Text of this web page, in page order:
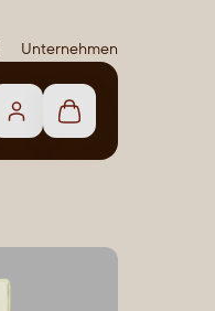
Unternehmen